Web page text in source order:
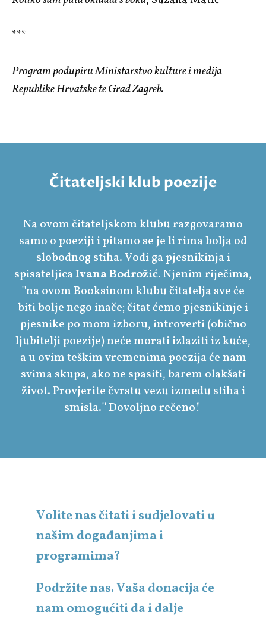
***
Program podupiru Ministarstvo kulture i medija
Republike Hrvatske te Grad Zagreb.
Čitateljski klub poezije
Na ovom čitateljskom klubu razgovaramo
samo o poeziji i pitamo se je li rima bolja od
slobodnog stiha. Vodi ga pjesnikinja i
spisateljicaIvana Bodrožić. Njenim riječima,
''na ovom Booksinom klubu čitatelja sve će
biti bolje nego inače; čitat ćemo pjesnikinje i
pjesnike po mom izboru, introverti (obično
ljubitelji poezije) neće morati izlaziti iz kuće,
a u ovim teškim vremenima poezija će nam
svima skupa, ako ne spasiti, barem olakšati
život. Provjerite čvrstu vezu između stiha i
smisla.'' Dovoljno rečeno!
Volite nas čitati i sudjelovati u
našim događanjima i
programima?
Podržite nas. Vaša donacija će
nam omogućiti da i dalje